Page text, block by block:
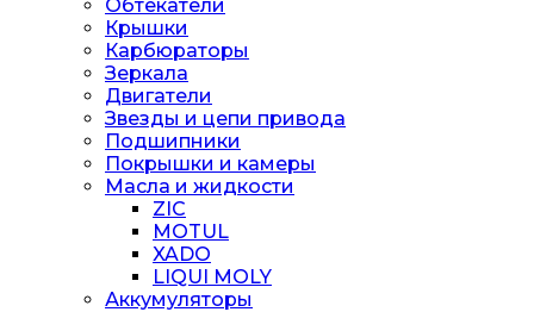
Обтекатели
Крышки
Карбюраторы
Зеркала
Двигатели
Звезды и цепи привода
Подшипники
Покрышки и камеры
Масла и жидкости
ZIC
MOTUL
XADO
LIQUI MOLY
Аккумуляторы